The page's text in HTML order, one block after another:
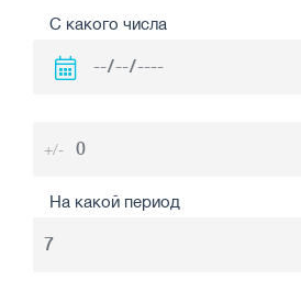
С какого числа
+/-
На какой период